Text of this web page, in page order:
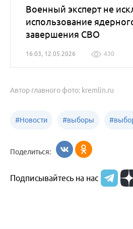
Военный эксперт не
использование
завершения СВО
16:03, 12.05.2026 430
Автор главного фото: kremlin.ru
#Новости #выборы
в Бийске
#
Поделиться:
Подписывайтесь на нас